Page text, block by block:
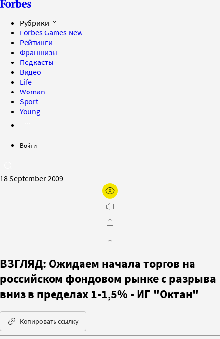
Рубрики
Forbes Games New
Рейтинги
Франшизы
Подкасты
Видео
Life
Woman
Sport
Young
Войти
18 September 2009
ВЗГЛЯД: Ожидаем начала торгов на
российском фондовом рынке с разрыва
вниз в пределах 1-1,5% - ИГ "Октан"
Копировать ссылку